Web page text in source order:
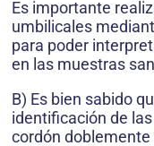
Es importante
umbilicales
para poder
en las muestras
B) Es bien sabido
identificación de
cordón